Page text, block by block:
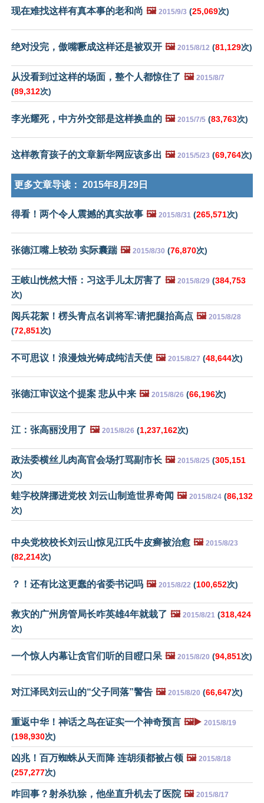
现在难找这样有真本事的老和尚 🖼️ 2015/9/3 (25,069次)
绝对没完，傲嘴噘成这样还是被双开 🖼️ 2015/8/12 (81,129次)
从没看到过这样的场面，整个人都惊住了 🖼️ 2015/8/7
(89,312次)
李光耀死，中方外交部是这样换血的 🖼️ 2015/7/5 (83,763次)
这样教育孩子的文章新华网应该多出 🖼️ 2015/5/23 (69,764次)
更多文章导读： 2015年8月29日
得看！两个令人震撼的真实故事 🖼️ 2015/8/31 (265,571次)
张德江嘴上较劲 实际囊踹 🖼️ 2015/8/30 (76,870次)
王岐山恍然大悟：习这手儿太厉害了 🖼️ 2015/8/29 (384,753
次)
阅兵花絮！楞头青点名训将军:请把腿抬高点 🖼️ 2015/8/28
(72,851次)
不可思议！浪漫烛光铸成纯洁天使 🖼️ 2015/8/27 (48,644次)
张德江审议这个提案 悲从中来 🖼️ 2015/8/26 (66,196次)
江：张高丽没用了 🖼️ 2015/8/26 (1,237,162次)
政法委横丝儿肉高官会场打骂副市长 🖼️ 2015/8/25 (305,151
次)
蛙字校牌挪进党校 刘云山制造世界奇闻 🖼️ 2015/8/24 (86,132
次)
中央党校校长刘云山惊见江氏牛皮癣被治愈 🖼️ 2015/8/23
(82,214次)
？！还有比这更蠢的省委书记吗 🖼️ 2015/8/22 (100,652次)
救灾的广州房管局长咋英雄4年就栽了 🖼️ 2015/8/21 (318,424
次)
一个惊人内幕让贪官们听的目瞪口呆 🖼️ 2015/8/20 (94,851次)
对江泽民刘云山的“父子同落”警告 🖼️ 2015/8/20 (66,647次)
重返中华！神话之鸟在证实一个神奇预言 🖼️▶️ 2015/8/19
(198,930次)
凶兆！百万蜘蛛从天而降 连胡须都被占领 🖼️ 2015/8/18
(257,277次)
咋回事？射杀犰狳，他坐直升机去了医院 🖼️ 2015/8/17